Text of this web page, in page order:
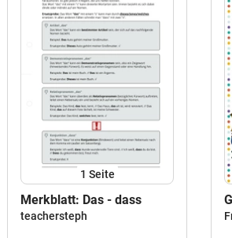
1 Seite
Merkblatt: Das - dass
teachersteph